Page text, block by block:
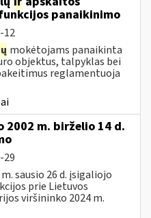
panaikinimo
12
mokėtojams panaikinta
objektus, talpyklas bei
reglamentuoja
2002 m. birželio 14 d.
29
sausio 26 d. įsigaliojo
prie Lietuvos
viršininko 2024 m.